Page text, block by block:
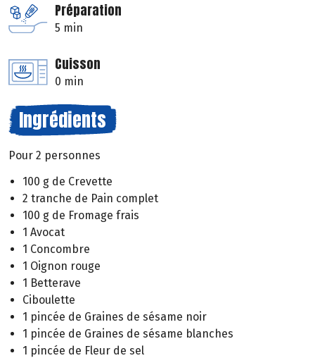
Préparation
5 min
Cuisson
0 min
Ingrédients
Pour 2 personnes
100 g de Crevette
2 tranche de Pain complet
100 g de Fromage frais
1 Avocat
1 Concombre
1 Oignon rouge
1 Betterave
Ciboulette
1 pincée de Graines de sésame noir
1 pincée de Graines de sésame blanches
1 pincée de Fleur de sel